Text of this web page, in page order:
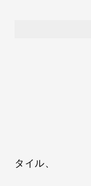
タイル、